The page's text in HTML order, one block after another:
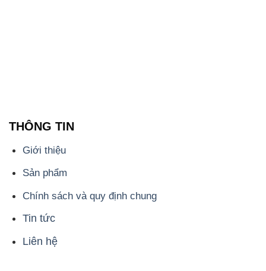
THÔNG TIN
Giới thiệu
Sản phẩm
Chính sách và quy định chung
Tin tức
Liên hệ